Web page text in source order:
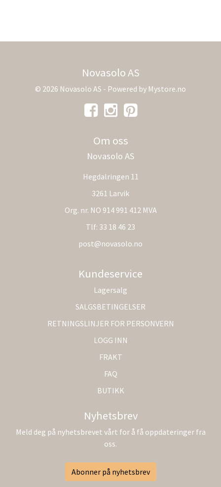
Novasolo AS
© 2026 Novasolo AS - Powered by Mystore.no
Om oss
Novasolo AS
Hegdalringen 11
3261 Larvik
Org. nr. NO 914 991 412 MVA
Tlf: 33 18 46 23
post@novasolo.no
Kundeservice
Lagersalg
SALGSBETINGELSER
RETNINGSLINJER FOR PERSONVERN
LOGG INN
FRAKT
FAQ
BUTIKK
Nyhetsbrev
Meld deg på nyhetsbrevet vårt for å få oppdateringer fra
oss.
Abonner på nyhetsbrev